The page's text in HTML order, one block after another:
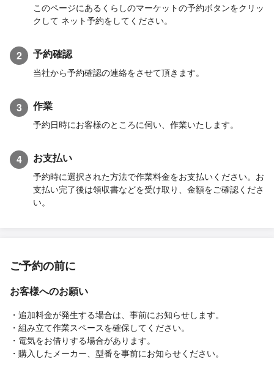
このページにあるくらしのマーケットの予約ボタンをクリッ
クして ネット予約をしてください。
2 予約確認
当社から予約確認の連絡をさせて頂きます。
3 作業
予約日時にお客様のところに伺い、作業いたします。
4 お支払い
予約時に選択された方法で作業料金をお支払いください。お
支払い完了後は領収書などを受け取り、金額をご確認くださ
い。
ご予約の前に
お客様へのお願い
・追加料金が発生する場合は、事前にお知らせします。
・組み立て作業スペースを確保してください。
・電気をお借りする場合があります。
・購入したメーカー、型番を事前にお知らせください。